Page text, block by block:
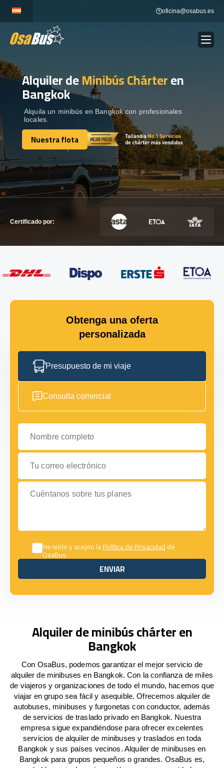
content
oficina@osabus.es
ALQUILER DE AUTOCARES Show dropdown
DESTINOS
RECORRIDAS Show dropdown
Alquiler deMinibús Chárteren
Bangkok
Alquila un minibús en Bangkok con profesionales
locales.
Nuestra flota
Nuestra flota
Certificado por:
Obtenga una oferta
personalizada
Presupuesto de mi viaje
Consulta comercial
Nombre completo
Tu correo electrónico
Cuéntanos sobre tus planes
He leído y acepto laPolítica de Privacidadde
OsaBus.
ENVIAR
ENVIAR
Alquiler de minibús chárter en
Bangkok
Con OsaBus, podemos garantizar el mejor servicio de
alquiler de minibuses en Bangkok. Con la confianza de miles
de viajeros y organizaciones de todo el mundo, hacemos que
viajar en grupo sea fácil y asequible. Ofrecemos alquiler de
autobuses, minibuses y furgonetas con conductor, además
de servicios de traslado privado en Bangkok. Nuestra
empresa sigue expandiéndose para ofrecer excelentes
servicios de alquiler de minibuses y traslados en toda
Bangkok y sus países vecinos. Alquiler de minibuses en
Bangkok para grupos pequeños o grandes. OsaBus es,